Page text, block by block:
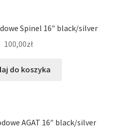
Spinel 16″ black/silver
100,00zł
do koszyka
AGAT 16″ black/silver